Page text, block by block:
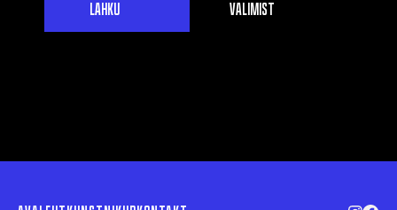
LAHKU
VALIMIST